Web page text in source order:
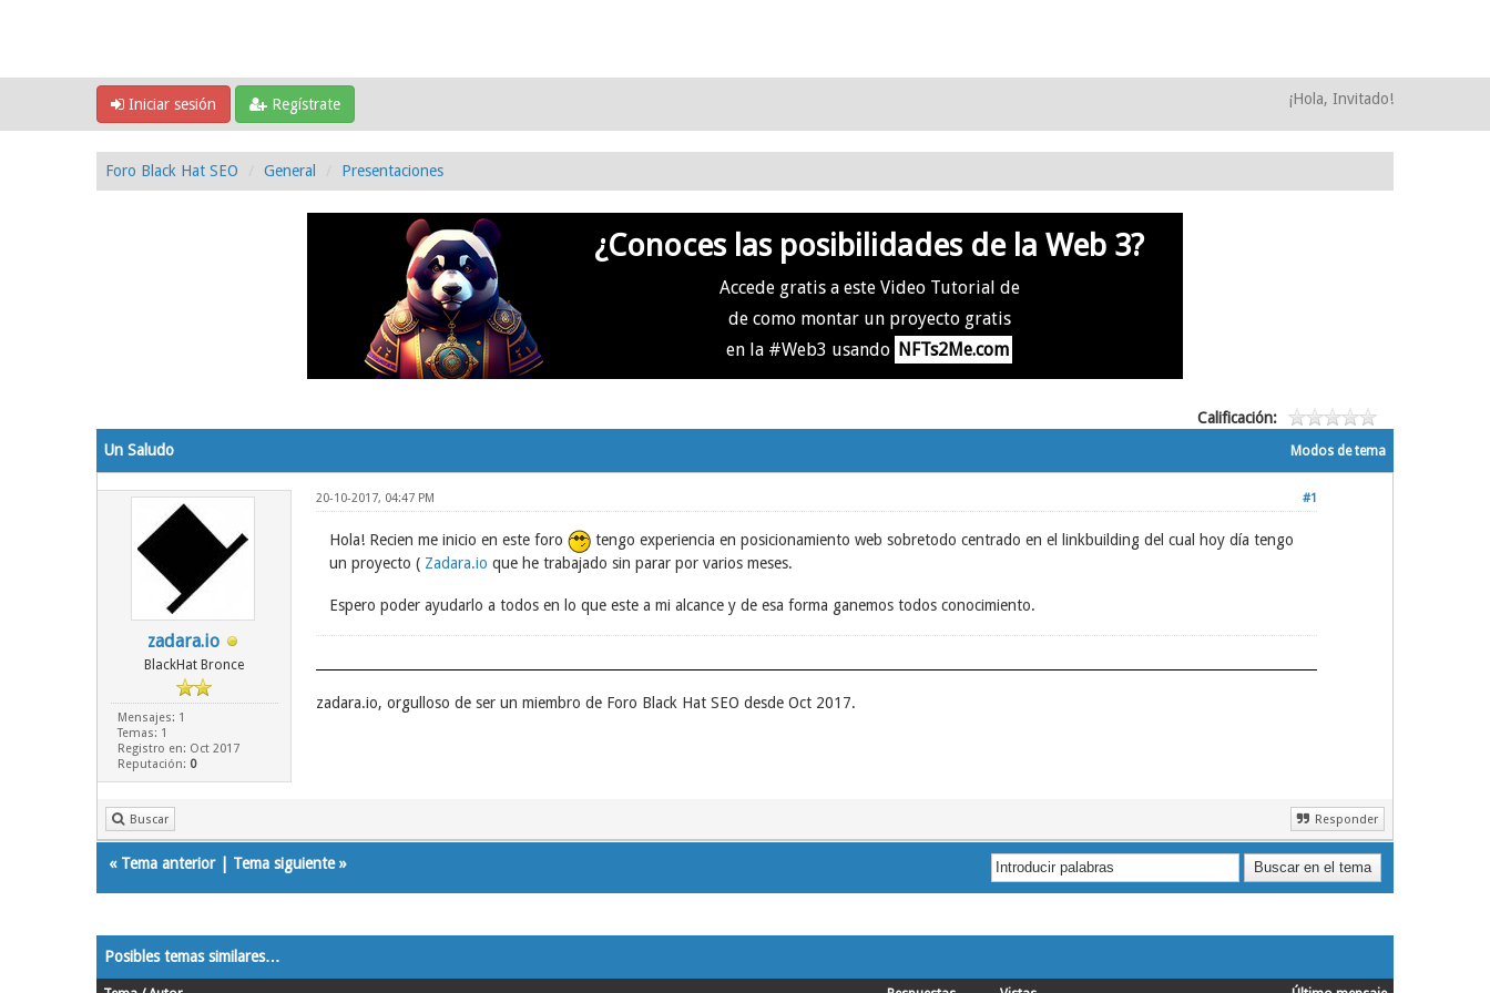
Iniciar sesión Regístrate ¡Hola, Invitado!
Foro Black Hat SEO General Presentaciones
¿Conoces las posibilidades de la Web 3?
Accede gratis a este Video Tutorial de
de como montar un proyecto gratis
en la #Web3 usando NFTs2Me.com
Calificación:
Modos de tema
Un Saludo
zadara.io
BlackHat Bronce
Mensajes: 1
Temas: 1
Registro en: Oct 2017
Reputación: 0
#1
20-10-2017, 04:47 PM
Hola! Recien me inicio en este foro
tengo experiencia en posicionamiento web sobretodo centrado en el linkbuilding del cual hoy día tengo
un proyecto ( Zadara.io que he trabajado sin parar por varios meses.
Espero poder ayudarlo a todos en lo que este a mi alcance y de esa forma ganemos todos conocimiento.
zadara.io, orgulloso de ser un miembro de Foro Black Hat SEO desde Oct 2017.
Buscar Responder
« Tema anterior| Tema siguiente»
Posibles temas similares…